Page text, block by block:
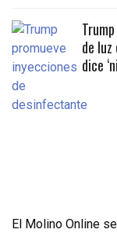
de
dice
El Molino Online